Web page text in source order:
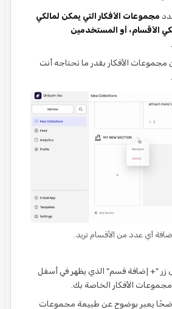
مجموعات الأفكار التي يمكن لمالكي
الأقسام، أو المستخدمين
الأفكار بقدر ما تحتاجه أنت
أي عدد من الأقسام تريد.
زر "+ إضافة قسم" الذي يظهر في أسفل
الأفكار الخاصة بك.
يعبر بوضوح عن طبيعة مجموعات